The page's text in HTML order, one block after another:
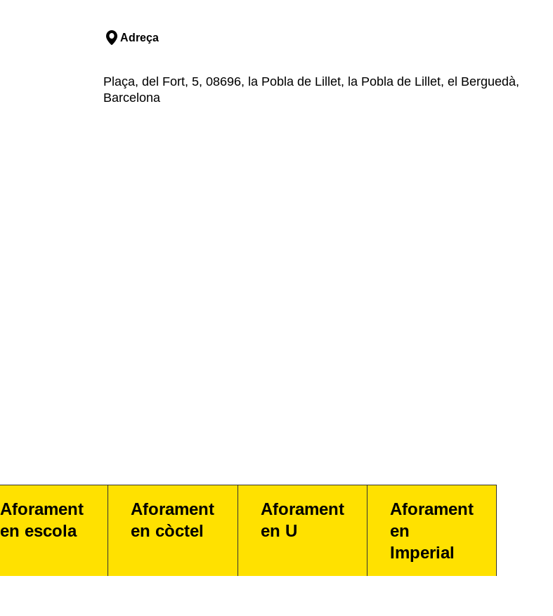
Adreça
Plaça, del Fort, 5, 08696, la Pobla de Lillet, la Pobla de Lillet, el Berguedà,
Barcelona
Aforament
en escola
Aforament
en còctel
Aforament
en U
Aforament
en
Imperial